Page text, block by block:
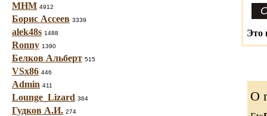
МНМ 4912
Борис Ассеев 3339
alek48s 1488
Ronny 1390
Белков Альберт 515
VSx86 446
Admin 411
Lounge_Lizard 364
Гудков А.И. 274
Это
О